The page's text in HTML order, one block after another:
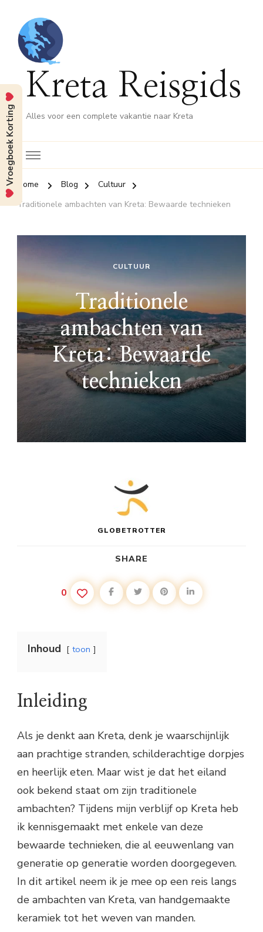
Kreta Reisgids
Alles voor een complete vakantie naar Kreta
Home Blog
Cultuur
Traditionele ambachten van Kreta: Bewaarde technieken
CULTUUR
Traditionele
ambachten van
Kreta: Bewaarde
technieken
GLOBETROTTER
SHARE
0
Inhoud toon
Inleiding
Als je denkt aan Kreta, denk je waarschijnlijk
aan prachtige stranden, schilderachtige dorpjes
en heerlijk eten. Maar wist je dat het eiland
ook bekend staat om zijn traditionele
ambachten? Tijdens mijn verblijf op Kreta heb
ik kennisgemaakt met enkele van deze
bewaarde technieken, die al eeuwenlang van
generatie op generatie worden doorgegeven.
In dit artikel neem ik je mee op een reis langs
de ambachten van Kreta, van handgemaakte
keramiek tot het weven van manden.
Vroegboek Korting